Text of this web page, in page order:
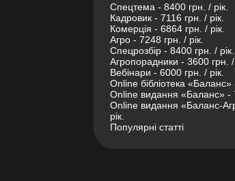
Спецтема - 8400 грн. / рік.
Кадровик - 7116 грн. / рік.
Комерція - 6864 грн. / рік.
Агро - 7248 грн. / рік.
Спецрозбір - 8400 грн. / рік.
Агропорадники - 3600 грн. /
Вебінари - 6000 грн. / рік.
Online бібліотека «Баланс»
Online видання «Баланс» -
Online видання «Баланс-
рік.
Популярні статті